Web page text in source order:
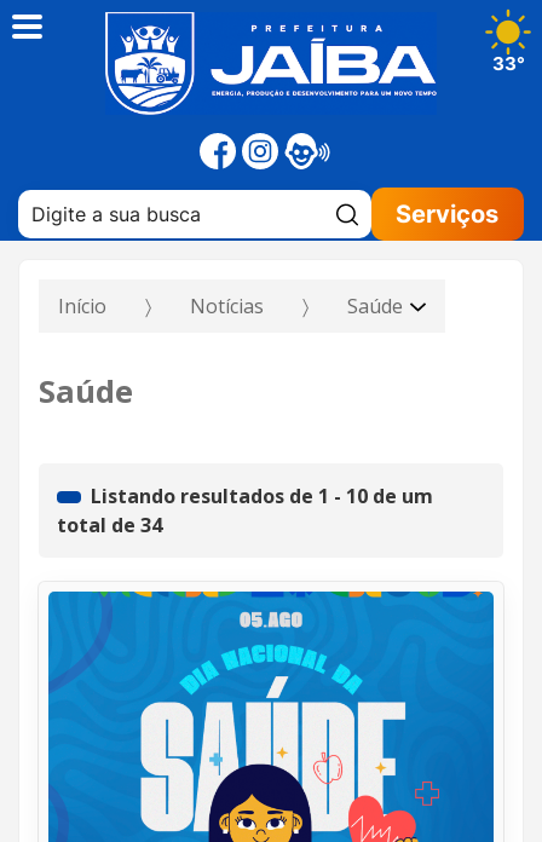
Pesquisar:
Serviços
33°
Início Notícias Saúde
Saúde
Listando resultados de 1 - 10 de um
total de 34